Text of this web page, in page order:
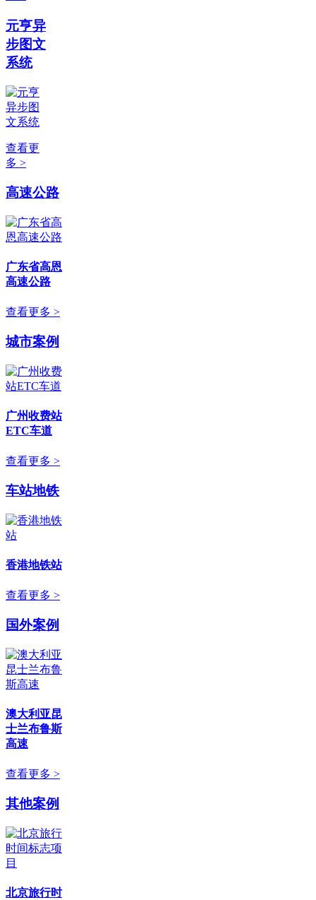
元亨异
步图文
系统
查看更
多 >
高速公路
广东省高恩
高速公路
查看更多 >
城市案例
广州收费站
ETC车道
查看更多 >
车站地铁
香港地铁站
查看更多 >
国外案例
澳大利亚昆
士兰布鲁斯
高速
查看更多 >
其他案例
北京旅行时